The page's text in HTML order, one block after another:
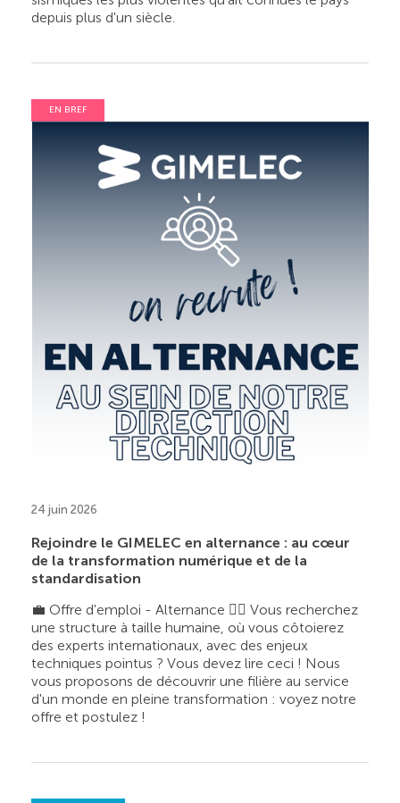
depuis plus d'un siècle.
EN BREF
24 juin 2026
Rejoindre le GIMELEC en alternance : au cœur
de la transformation numérique et de la
standardisation
💼 Offre d'emploi - Alternance 👉🏼 Vous recherchez
une structure à taille humaine, où vous côtoierez
des experts internationaux, avec des enjeux
techniques pointus ? Vous devez lire ceci ! Nous
vous proposons de découvrir une filière au service
d'un monde en pleine transformation : voyez notre
offre et postulez !